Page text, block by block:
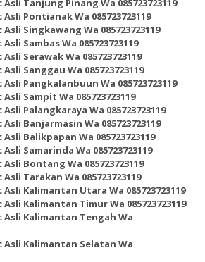
Pontianak Wa 085723723119
Singkawang Wa 085723723119
Sambas Wa 085723723119
Serawak Wa 085723723119
Sanggau Wa 085723723119
Pangkalanbuun Wa 085723723119
Sampit Wa 085723723119
Palangkaraya Wa 085723723119
Banjarmasin Wa 085723723119
Balikpapan Wa 085723723119
Samarinda Wa 085723723119
Bontang Wa 085723723119
Tarakan Wa 085723723119
Kalimantan Utara Wa 085723723119
Kalimantan Timur Wa 085723723119
Kalimantan Tengah Wa
Kalimantan Selatan Wa